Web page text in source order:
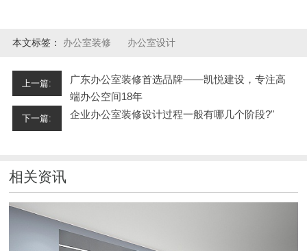
本文标签： 办公室装修 办公室设计
上一篇:
广东办公室装修首选品牌——凯悦建设，专注高
端办公空间18年
下一篇: 企业办公室装修设计过程一般有哪几个阶段?"
相关资讯